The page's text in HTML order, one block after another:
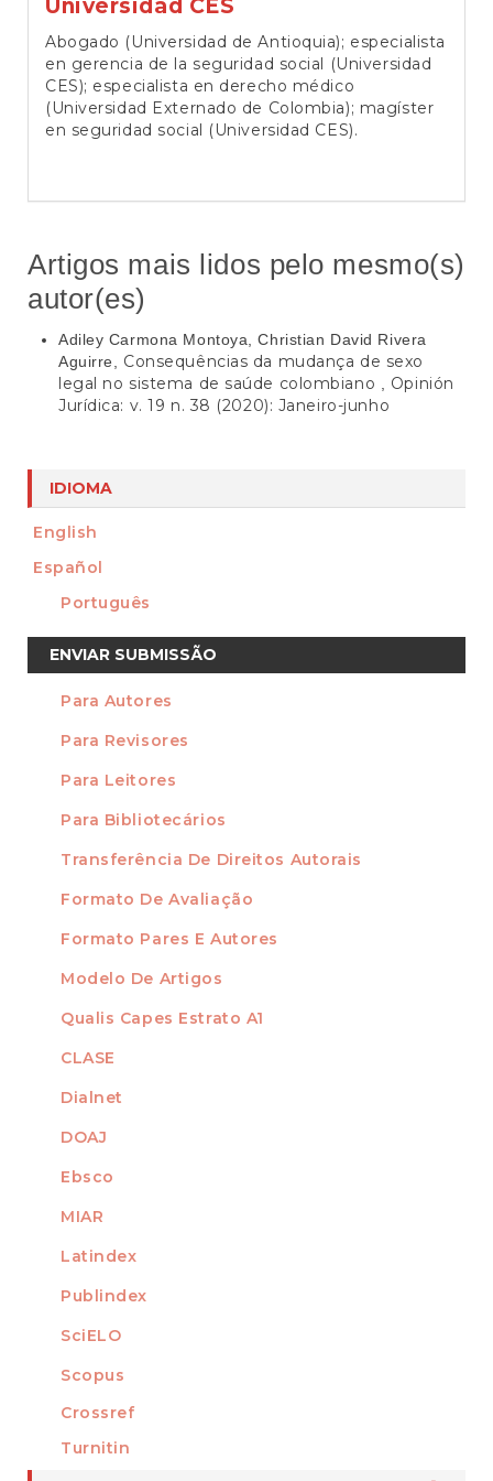
Universidad CES
Abogado (Universidad de Antioquia); especialista
en gerencia de la seguridad social (Universidad
CES); especialista en derecho médico
(Universidad Externado de Colombia); magíster
en seguridad social (Universidad CES).
Artigos mais lidos pelo mesmo(s)
autor(es)
Adiley Carmona Montoya, Christian David Rivera
Aguirre, Consequências da mudança de sexo
legal no sistema de saúde colombiano
Opinión
Jurídica: v. 19 n. 38 (2020): Janeiro-junho
IDIOMA
English
Español
Português
Enviar
Submissão
ENVIAR SUBMISSÃO
INFORMAÇÃO
Para Autores
Para Revisores
Para Leitores
Para Bibliotecários
FORMATOS
Transferência De Direitos Autorais
Formato De Avaliação
Formato Pares E Autores
Modelo De Artigos
INDEXADO EM
Qualis Capes Estrato A1
CLASE
Dialnet
DOAJ
Ebsco
MIAR
Latindex
Publindex
SciELO
Scopus
MEMBRO DE
Crossref
Turnitin